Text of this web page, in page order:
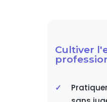
Cultiver